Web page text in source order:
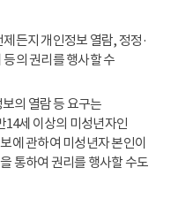
든지 개인정보 열람, 정정·
의 권리를 행사할 수
의 열람 등 요구는
14세 이상의 미성년자인
에 관하여 미성년자 본인이
통하여 권리를 행사할 수도